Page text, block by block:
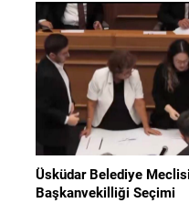
Toplantı sonrası
bildiri, ülke güvenliği ve
değerlendirmeleri
15 dakika süren oturumun
terörle mücadele, bölgesel
Üsküdar Belediye
Başkanvekilliği Seçimi